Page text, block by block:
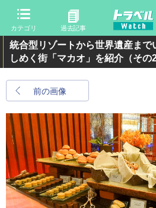
カテゴリ 過去記事
統合型リゾートから世界遺産まで
しめく街「マカオ」を紹介（その2
前の画像